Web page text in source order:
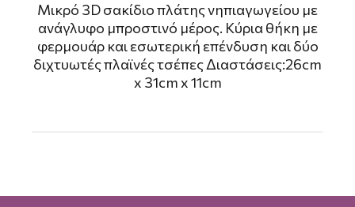
Μικρό 3D σακίδιο πλάτης νηπιαγωγείου με
ανάγλυφο μπροστινό μέρος. Κύρια θήκη με
φερμουάρ και εσωτερική επένδυση και δύο
διχτυωτές πλαϊνές τσέπες Διαστάσεις:26cm
x 31cm x 11cm